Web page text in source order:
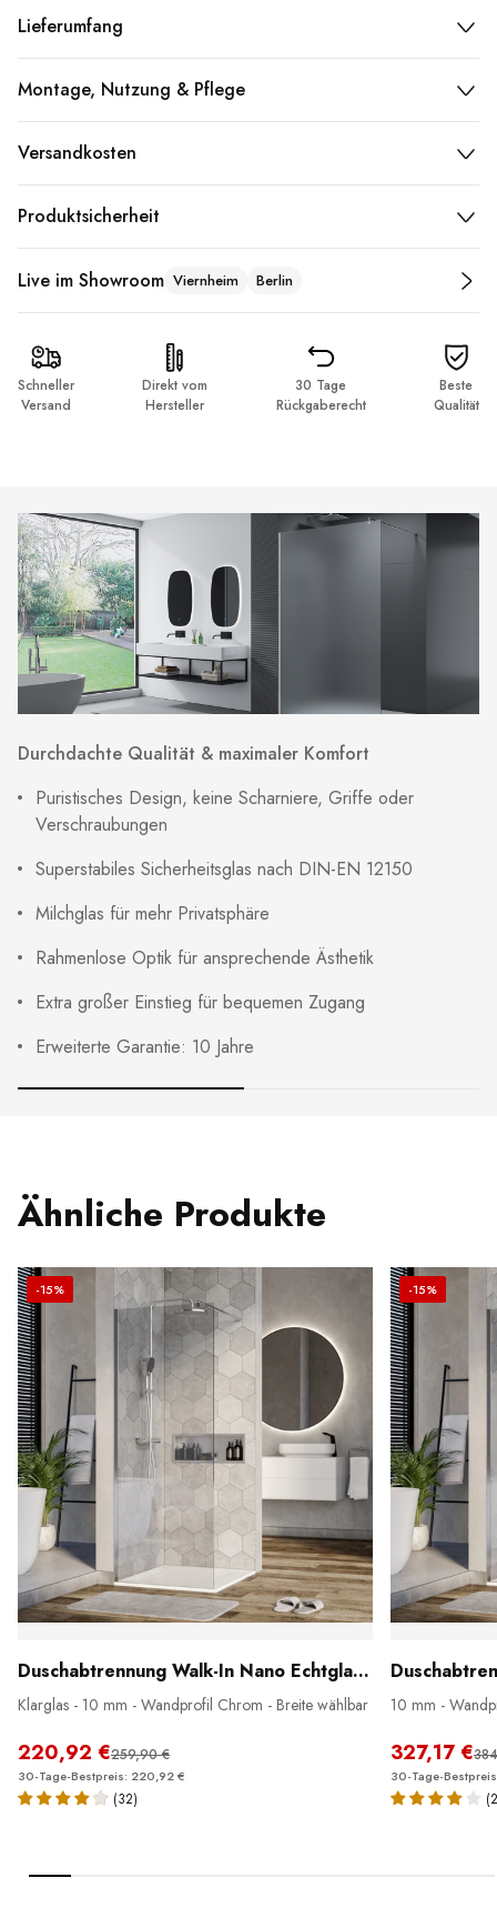
Lieferumfang
Montage, Nutzung & Pflege
Versandkosten
Produktsicherheit
Live im Showroom Viernheim Berlin
Schneller
Versand
Direkt vom
Hersteller
30 Tage
Rückgaberecht
Beste
Qualität
Durchdachte Qualität & maximaler Komfort
Puristisches Design, keine Scharniere, Griffe oder
Verschraubungen
Superstabiles Sicherheitsglas nach DIN-EN 12150
Milchglas für mehr Privatsphäre
Rahmenlose Optik für ansprechende Ästhetik
Extra großer Einstieg für bequemen Zugang
Erweiterte Garantie: 10 Jahre
Ähnliche Produkte
-15%
Duschabtrennung Walk-In Nano Echtglas EX101
Klarglas - 10 mm - Wandprofil Chrom - Breite wählbar
220,92 €259,90 €
30-Tage-Bestpreis: 220,92 €
(32)
-15%
10 mm -
327,17 €
30-Tage-